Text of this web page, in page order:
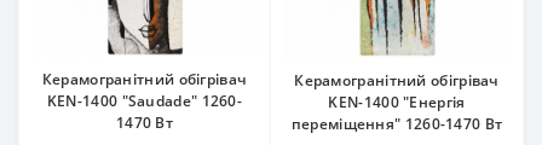
Керамогранітний обігрівач
KEN-1400 "Saudade" 1260-
1470 Вт
Керамогранітний обігрівач
KEN-1400 "Енергія
переміщення" 1260-1470 Вт